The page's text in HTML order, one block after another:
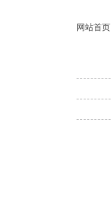
网站首页